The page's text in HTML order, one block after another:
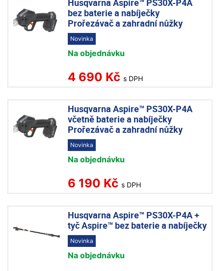
bez baterie a nabíječky
Prořezávač a zahradní nůžky
Novinka
Na objednávku
4 690 Kč s DPH
Husqvarna Aspire™ PS30X-P4A
včetně baterie a nabíječky
Prořezávač a zahradní nůžky
Novinka
Na objednávku
6 190 Kč s DPH
Husqvarna Aspire™ PS30X-P4A +
tyč Aspire™ bez baterie a nabíječky
Novinka
Na objednávku